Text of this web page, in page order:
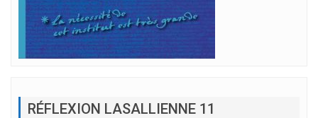
RÉFLEXION LASALLIENNE 11